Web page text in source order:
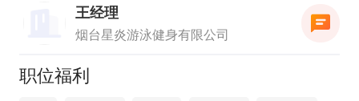
王经理
烟台星炎游泳健身有限公司
职位福利